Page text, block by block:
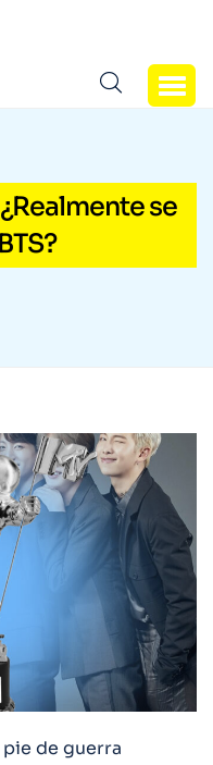
se
de guerra